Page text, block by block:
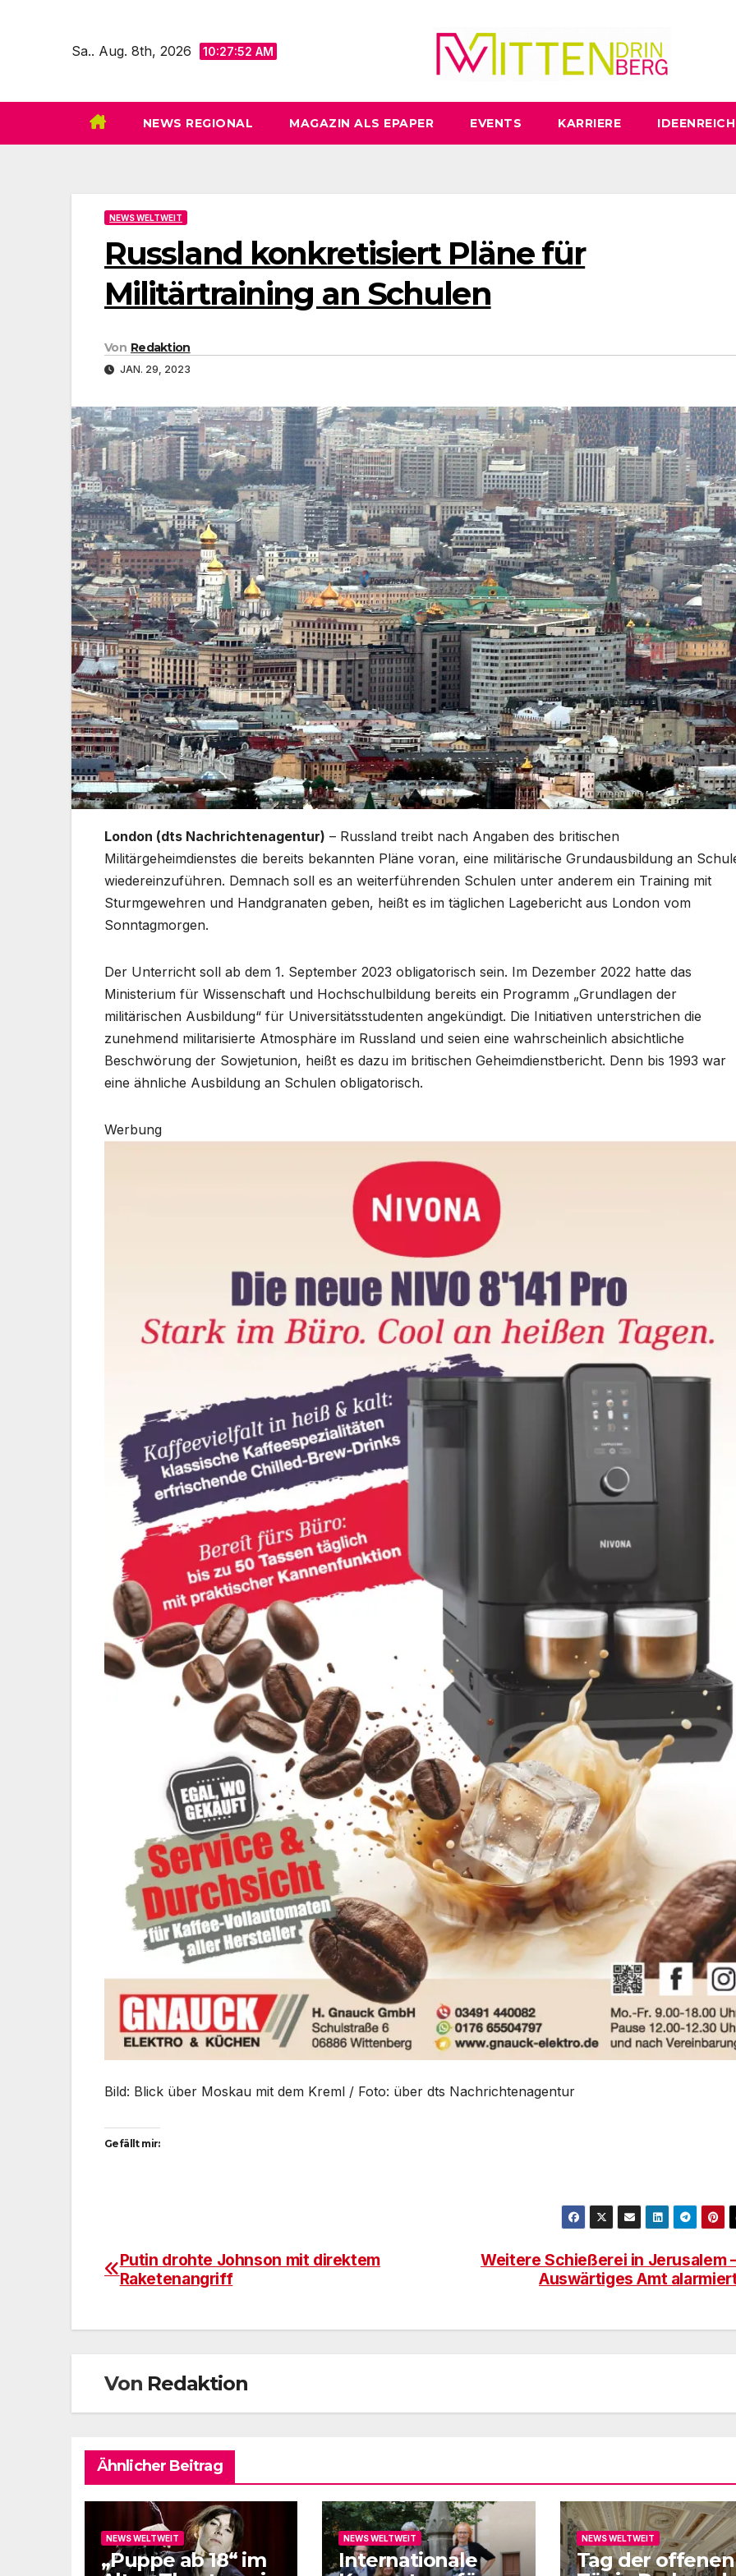
Sa.. Aug. 8th, 2026 10:27:53 AM
NEWS REGIONAL MAGAZIN ALS EPAPER EVENTS KARRIERE IDEENREICH
NEWS WELTWEIT
Russland konkretisiert Pläne für
Militärtraining an Schulen
Von Redaktion
JAN. 29, 2023
London (dts Nachrichtenagentur) – Russland treibt nach Angaben des britischen
Militärgeheimdienstes die bereits bekannten Pläne voran, eine militärische Grundausbildung an
wiedereinzuführen. Demnach soll es an weiterführenden Schulen unter anderem ein Training mit
Sturmgewehren und Handgranaten geben, heißt es im täglichen Lagebericht aus London vom
Sonntagmorgen.
Der Unterricht soll ab dem 1. September 2023 obligatorisch sein. Im Dezember 2022 hatte das
Ministerium für Wissenschaft und Hochschulbildung bereits ein Programm „Grundlagen der
militärischen Ausbildung“ für Universitätsstudenten angekündigt. Die Initiativen unterstrichen die
zunehmend militarisierte Atmosphäre im Russland und seien eine wahrscheinlich absichtliche
Beschwörung der Sowjetunion, heißt es dazu im britischen Geheimdienstbericht. Denn bis 1993 war
eine ähnliche Ausbildung an Schulen obligatorisch.
Werbung
Bild: Blick über Moskau mit dem Kreml / Foto: über dts Nachrichtenagentur
Gefällt mir:
Beitragsnavigation
Weitere Schießerei in Jerusalem
Auswärtiges Amt
Putin drohte Johnson mit direktem
Raketenangriff
Von Redaktion
Ähnlicher Beitrag
NEWS WELTWEIT
„Puppe ab 18“ im
NEWS WELTWEIT
Internationale
NEWS WELTWEIT
Tag der offenen